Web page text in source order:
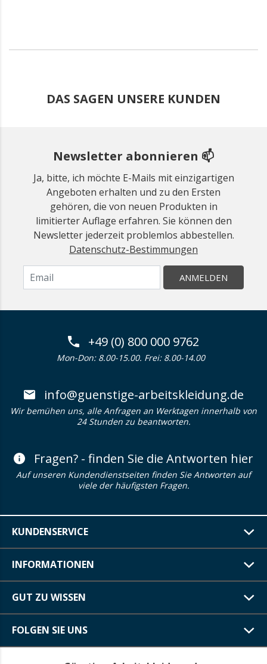
DAS SAGEN UNSERE KUNDEN
Newsletter abonnieren 📫
Ja, bitte, ich möchte E-Mails mit einzigartigen
Angeboten erhalten und zu den Ersten
gehören, die von neuen Produkten in
limitierter Auflage erfahren. Sie können den
Newsletter jederzeit problemlos abbestellen.
Datenschutz-Bestimmungen
ANMELDEN
+49 (0) 800 000 9762
Mon-Don: 8.00-15.00. Frei: 8.00-14.00
info@guenstige-arbeitskleidung.de
Wir bemühen uns, alle Anfragen an Werktagen innerhalb von
24 Stunden zu beantworten.
Fragen? - finden Sie die Antworten hier
Auf unseren Kundendienstseiten finden Sie Antworten auf
viele der häufigsten Fragen.
KUNDENSERVICE
INFORMATIONEN
GUT ZU WISSEN
FOLGEN SIE UNS